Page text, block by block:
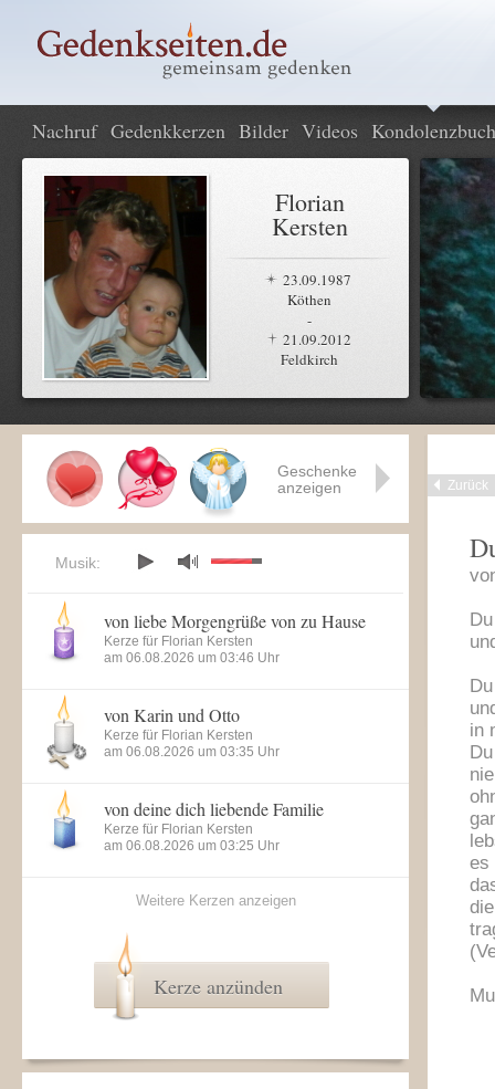
Nachruf Gedenkkerzen Bilder Videos Kondolenzbuch
Florian
Kersten
23.09.1987
Köthen
-
21.09.2012
Feldkirch
Zurück
in
es
Geschenke
anzeigen
Musik:
von liebe Morgengrüße von zu Hause
Kerze für Florian Kersten
am 06.08.2026 um 03:46 Uhr
von Karin und Otto
Kerze für Florian Kersten
am 06.08.2026 um 03:35 Uhr
von deine dich liebende Familie
Kerze für Florian Kersten
am 06.08.2026 um 03:25 Uhr
Weitere Kerzen anzeigen
Kerze anzünden